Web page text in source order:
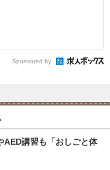
Sponsored by
AED講習も「おしごと体